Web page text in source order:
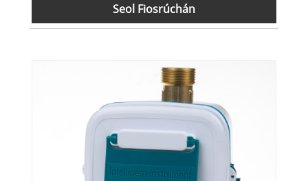
Seol Fiosrúchán